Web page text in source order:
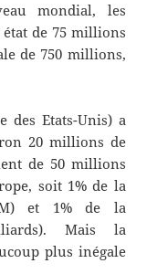
mondial, les
de 75 millions
de 750 millions,
des Etats-Unis) a
20 millions de
de 50 millions
soit 1% de la
M) et 1% de la
Mais la
plus inégale